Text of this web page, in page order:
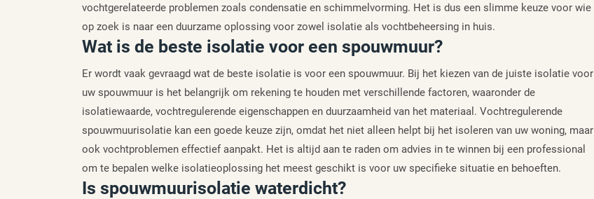
vochtgerelateerde problemen zoals condensatie en schimmelvorming. Het is dus een slimme keuze voor wie
op zoek is naar een duurzame oplossing voor zowel isolatie als vochtbeheersing in huis.
Wat is de beste isolatie voor een spouwmuur?
Er wordt vaak gevraagd wat de beste isolatie is voor een spouwmuur. Bij het kiezen van de juiste isolatie voor
uw spouwmuur is het belangrijk om rekening te houden met verschillende factoren, waaronder de
isolatiewaarde, vochtregulerende eigenschappen en duurzaamheid van het materiaal. Vochtregulerende
spouwmuurisolatie kan een goede keuze zijn, omdat het niet alleen helpt bij het isoleren van uw woning, maar
ook vochtproblemen effectief aanpakt. Het is altijd aan te raden om advies in te winnen bij een professional
om te bepalen welke isolatieoplossing het meest geschikt is voor uw specifieke situatie en behoeften.
Is spouwmuurisolatie waterdicht?